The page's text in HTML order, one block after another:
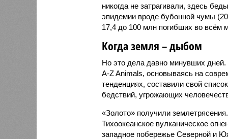
никогда не затрагивали, здесь
эпидемии вроде бубонной чумы
17,4 до 100 млн погибших во всём
Когда земля – дыбом
Но это дела давно минувших
A-Z Animals, основываясь на
тенденциях, составили свой
бедствий, угрожающих
«Золото» получили
Тихоокеанское вулканическое
западное побережье Северной и